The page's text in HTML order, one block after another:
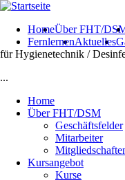
Direkt zum Inhalt
HomeÜber FHT/
FernlernenAktuelles
für Hygienetechnik /
...
Home
Über FHT/DSM
Geschäftsfelder
Mitarbeiter
Kursangebot
Kurse